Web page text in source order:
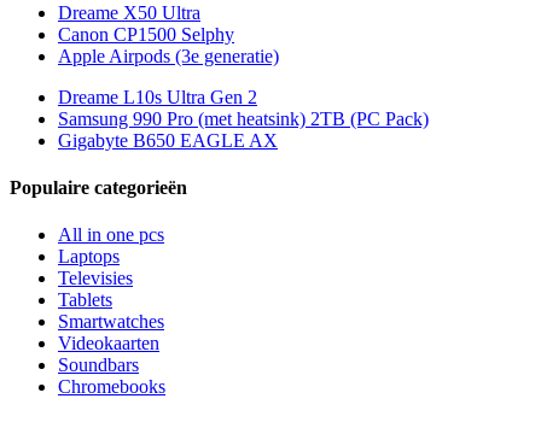
Dreame X50 Ultra
Canon CP1500 Selphy
Apple Airpods (3e generatie)
Dreame L10s Ultra Gen 2
Samsung 990 Pro (met heatsink) 2TB (PC Pack)
Gigabyte B650 EAGLE AX
Populaire categorieën
All in one pcs
Laptops
Televisies
Tablets
Smartwatches
Videokaarten
Soundbars
Chromebooks